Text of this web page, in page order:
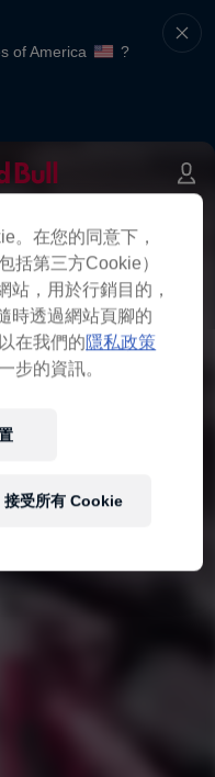
of America
?
。在您的同意下，
括第三方Cookie）
站，用於行銷目的，
時透過網站頁腳的
在我們的隱私政策
步的資訊。
接受所有 Cookie